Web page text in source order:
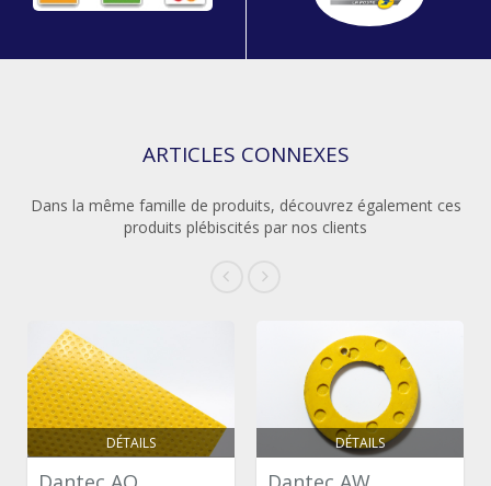
ARTICLES CONNEXES
Dans la même famille de produits, découvrez également ces
produits plébiscités par nos clients
DÉTAILS DÉTAILS